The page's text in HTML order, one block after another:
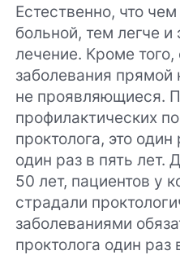
Естественно, что
больной, тем легче и
лечение. Кроме
заболевания
не проявляющиеся.
профилактических
проктолога, это
один раз в пять лет.
50 лет, пациентов у
страдали
заболеваниями
проктолога один раз